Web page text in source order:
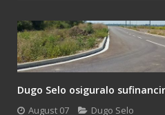
Dugo Selo osiguralo
August 07 Dugo Selo